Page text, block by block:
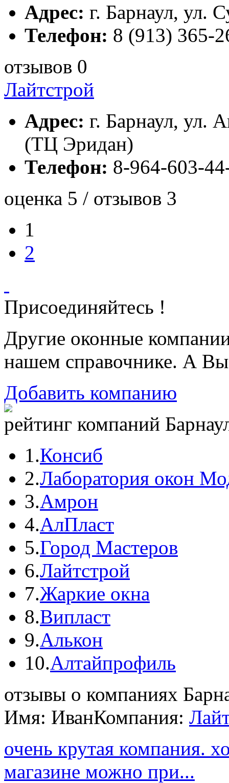
Адрес: г. Барнаул, ул.
Телефон: 8 (913) 365-
отзывов 0
Лайтстрой
Адрес: г. Барнаул, ул.
(ТЦ Эридан)
Телефон: 8-964-603-
оценка 5 / отзывов 3
1
2
Присоединяйтесь !
Другие оконные
нашем справочнике. А
Добавить компанию
рейтинг компаний
1.Консиб
2.Лаборатория окон
3.Амрон
4.АлПласт
5.Город Мастеров
6.Лайтстрой
7.Жаркие окна
8.Випласт
9.Алькон
10.Алтайпрофиль
отзывы о компаниях
Имя: ИванКомпания:
очень крутая компания.
магазине можно при...